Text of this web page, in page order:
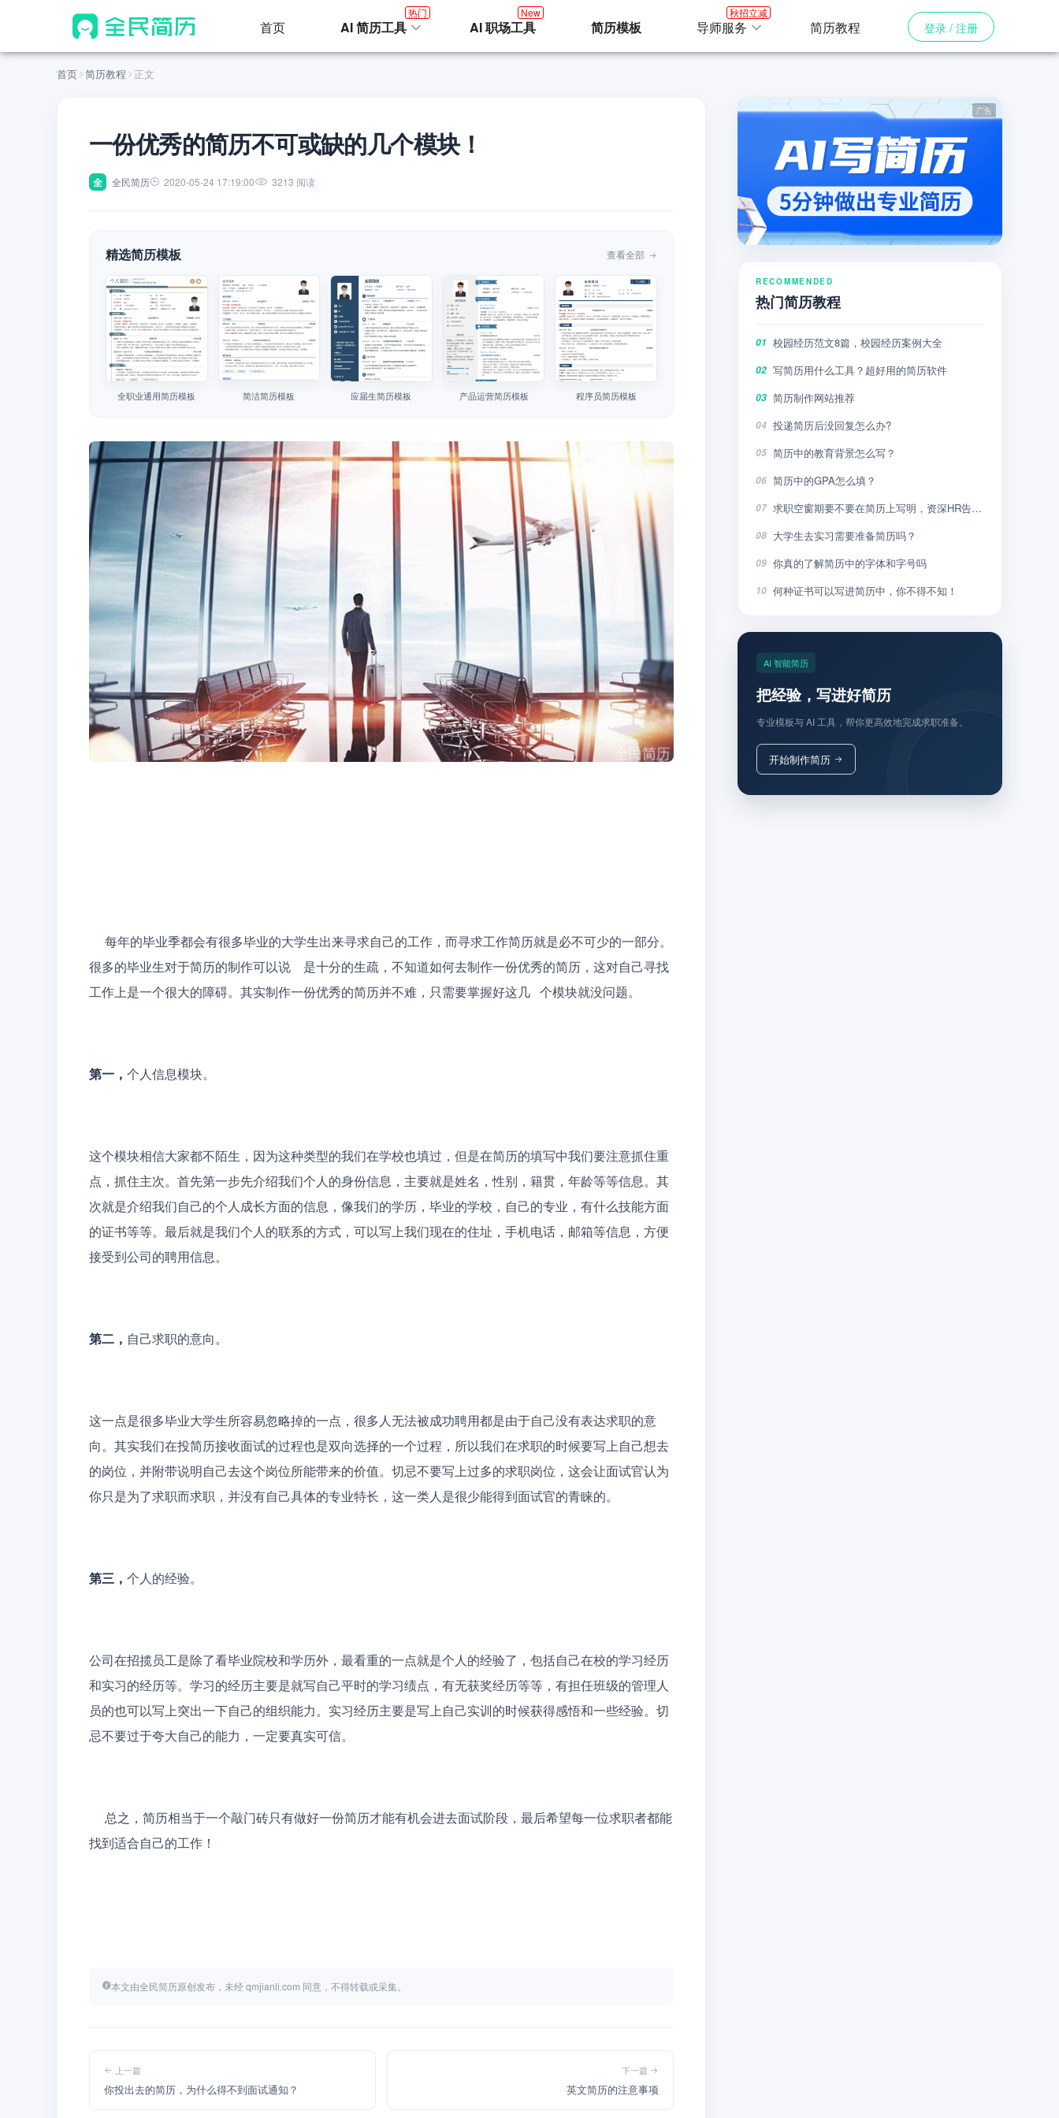
首页 AI 简历工具
热门
AI 职场工具
New
简历模板 导师服务
秋招立减
简历教程 登录 / 注册
首页 简历教程 正文
一份优秀的简历不可或缺的几个模块！
全 全民简历 2020-05-24 17:19:00 3213 阅读
精选简历模板 查看全部
全职业通用简历模板 简洁简历模板 应届生简历模板 产品运营简历模板 程序员简历模板
很多的毕业生对于简历的制作可以说    是十分的生疏，不知道如何去制作一份优秀的简历，这对自己寻找
工作上是一个很大的障碍。其实制作一份优秀的简历并不难，只需要掌握好这几   个模块就没问题。
第一， 个人信息模块。
这个模块相信大家都不陌生，因为这种类型的我们在学校也填过，但是在简历的填写中我们要注意抓住重
点，抓住主次。首先第一步先介绍我们个人的身份信息，主要就是姓名，性别，籍贯，年龄等等信息。其
次就是介绍我们自己的个人成长方面的信息，像我们的学历，毕业的学校，自己的专业，有什么技能方面
的证书等等。最后就是我们个人的联系的方式，可以写上我们现在的住址，手机电话，邮箱等信息，方便
接受到公司的聘用信息。
第二， 自己求职的意向。
这一点是很多毕业大学生所容易忽略掉的一点，很多人无法被成功聘用都是由于自己没有表达求职的意
向。其实我们在投简历接收面试的过程也是双向选择的一个过程，所以我们在求职的时候要写上自己想去
的岗位，并附带说明自己去这个岗位所能带来的价值。切忌不要写上过多的求职岗位，这会让面试官认为
你只是为了求职而求职，并没有自己具体的专业特长，这一类人是很少能得到面试官的青睐的。
第三， 个人的经验。
公司在招揽员工是除了看毕业院校和学历外，最看重的一点就是个人的经验了，包括自己在校的学习经历
和实习的经历等。学习的经历主要是就写自己平时的学习绩点，有无获奖经历等等，有担任班级的管理人
员的也可以写上突出一下自己的组织能力。实习经历主要是写上自己实训的时候获得感悟和一些经验。切
忌不要过于夸大自己的能力，一定要真实可信。
找到适合自己的工作！
本文由全民简历原创发布，未经 qmjianli.com 同意，不得转载或采集。
上一篇
你投出去的简历，为什么得不到面试通知？
下一篇
英文简历的注意事项
RECOMMENDED
热门简历教程
01 校园经历范文8篇，校园经历案例大全
02 写简历用什么工具？超好用的简历软件
03 简历制作网站推荐
04 投递简历后没回复怎么办?
05 简历中的教育背景怎么写？
06 简历中的GPA怎么填？
07 求职空窗期要不要在简历上写明，资深HR告诉你
08 大学生去实习需要准备简历吗？
09 你真的了解简历中的字体和字号吗
10 何种证书可以写进简历中，你不得不知！
AI 智能简历
把经验，写进好简历
专业模板与 AI 工具，帮你更高效地完成求职准备。
开始制作简历